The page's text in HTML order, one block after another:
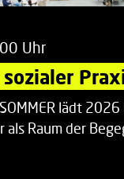
Uhr
lädt
als Raum der